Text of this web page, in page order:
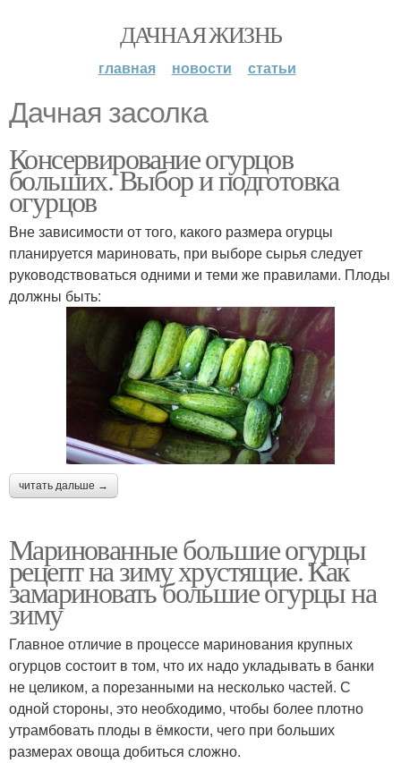
ДАЧНАЯ ЖИЗНЬ
главная новости статьи
Дачная засолка
Консервирование огурцов
больших. Выбор и подготовка
огурцов
Вне зависимости от того, какого размера огурцы
планируется мариновать, при выборе сырья следует
руководствоваться одними и теми же правилами. Плоды
должны быть:
читать дальше →
Маринованные большие огурцы
рецепт на зиму хрустящие. Как
замариновать большие огурцы на
зиму
Главное отличие в процессе маринования крупных
огурцов состоит в том, что их надо укладывать в банки
не целиком, а порезанными на несколько частей. С
одной стороны, это необходимо, чтобы более плотно
утрамбовать плоды в ёмкости, чего при больших
размерах овоща добиться сложно.